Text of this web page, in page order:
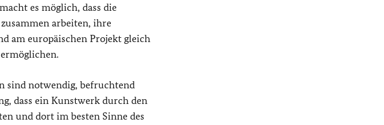
es möglich, dass die
arbeiten, ihre
am europäischen Projekt gleich
sind notwendig, befruchtend
dass ein Kunstwerk durch den
und dort im besten Sinne des